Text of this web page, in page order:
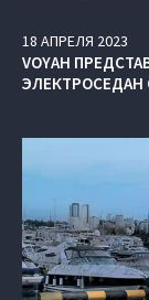
18 АПРЕЛЯ 2023
VOYAH
ЭЛЕКТРОСЕДАН